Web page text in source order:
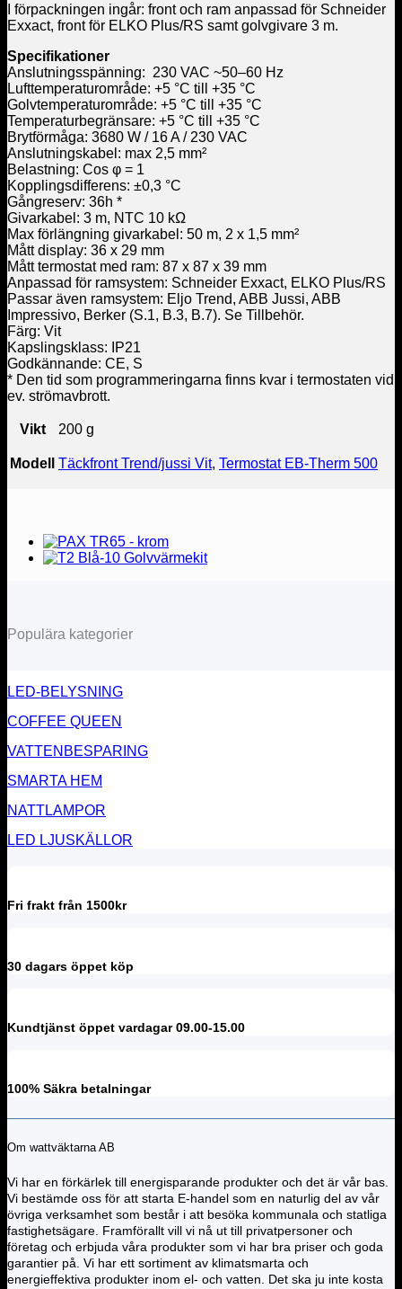
I förpackningen ingår: front och ram anpassad för Schneider
Exxact, front för ELKO Plus/RS samt golvgivare 3 m.
Specifikationer
Anslutningsspänning: 230 VAC ~50–60 Hz
Lufttemperaturområde: +5 °C till +35 °C
Golvtemperaturområde: +5 °C till +35 °C
Temperaturbegränsare: +5 °C till +35 °C
Brytförmåga: 3680 W / 16 A / 230 VAC
Anslutningskabel: max 2,5 mm²
Belastning: Cos φ = 1
Kopplingsdifferens: ±0,3 °C
Gångreserv: 36h *
Givarkabel: 3 m, NTC 10 kΩ
Max förlängning givarkabel: 50 m, 2 x 1,5 mm²
Mått display: 36 x 29 mm
Mått termostat med ram: 87 x 87 x 39 mm
Anpassad för ramsystem: Schneider Exxact, ELKO Plus/RS
Passar även ramsystem: Eljo Trend, ABB Jussi, ABB
Impressivo, Berker (S.1, B.3, B.7). Se Tillbehör.
Färg: Vit
Kapslingsklass: IP21
Godkännande: CE, S
* Den tid som programmeringarna finns kvar i termostaten vid
ev. strömavbrott.
Vikt 200 g
Modell Täckfront Trend/jussi Vit, Termostat EB-Therm 500
Populära kategorier
LED-BELYSNING
COFFEE QUEEN
VATTENBESPARING
SMARTA HEM
NATTLAMPOR
LED LJUSKÄLLOR
Fri frakt från 1500kr
30 dagars öppet köp
Kundtjänst öppet vardagar 09.00-15.00
100% Säkra betalningar
Om wattväktarna AB
Vi har en förkärlek till energisparande produkter och det är vår bas.
Vi bestämde oss för att starta E-handel som en naturlig del av vår
övriga verksamhet som består i att besöka kommunala och statliga
fastighetsägare. Framförallt vill vi nå ut till privatpersoner och
företag och erbjuda våra produkter som vi har bra priser och goda
garantier på. Vi har ett sortiment av klimatsmarta och
energieffektiva produkter inom el- och vatten. Det ska ju inte kosta